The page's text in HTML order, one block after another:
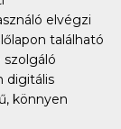
elvégzi
található
szolgáló
digitális
könnyen